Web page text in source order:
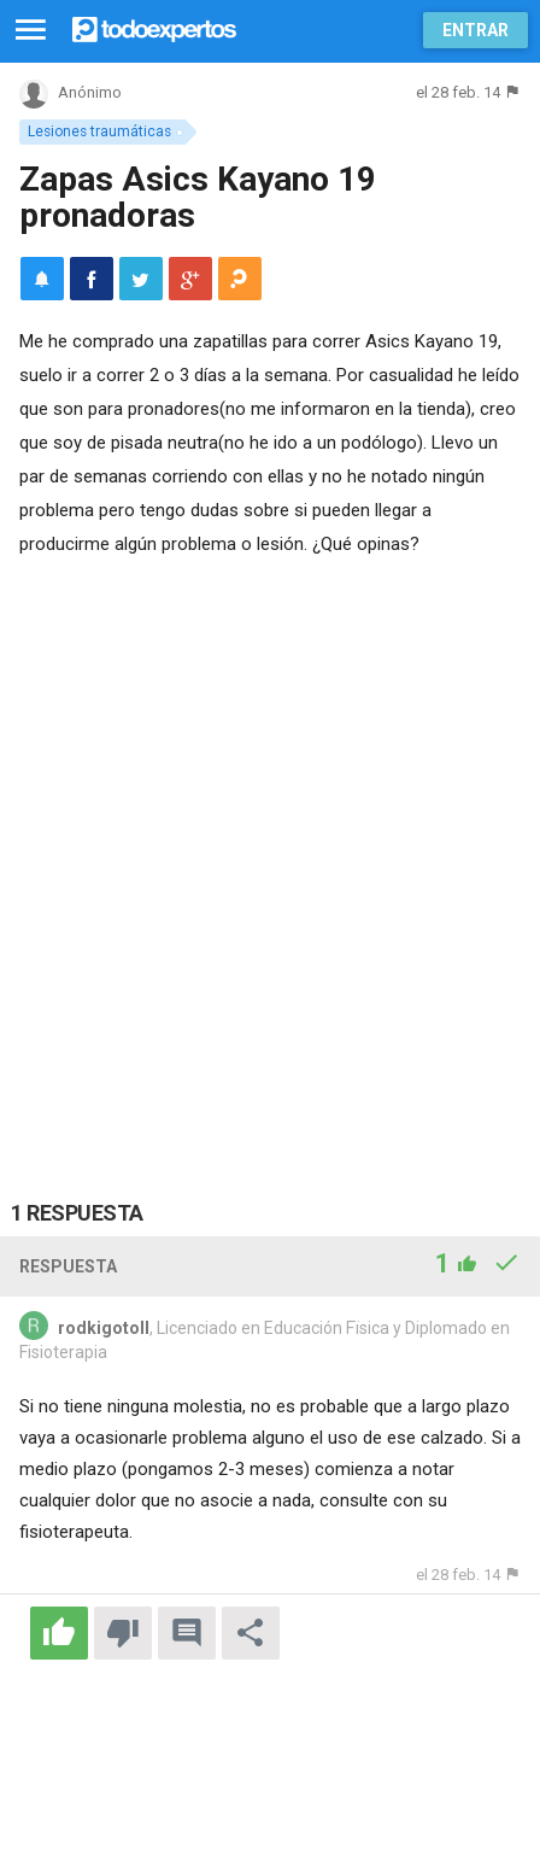
ENTRAR
Lesiones traumáticas
Anónimo el 28 feb. 14
Zapas Asics Kayano 19
pronadoras
Me he comprado una zapatillas para correr Asics Kayano 19,
suelo ir a correr 2 o 3 días a la semana. Por casualidad he leído
que son para pronadores(no me informaron en la tienda), creo
que soy de pisada neutra(no he ido a un podólogo). Llevo un
par de semanas corriendo con ellas y no he notado ningún
problema pero tengo dudas sobre si pueden llegar a
producirme algún problema o lesión. ¿Qué opinas?
1 RESPUESTA
RESPUESTA 1
rodkigotoll , Licenciado en Educación Fïsica y Diplomado en
Fisioterapia
Si no tiene ninguna molestia, no es probable que a largo plazo
vaya a ocasionarle problema alguno el uso de ese calzado. Si a
medio plazo (pongamos 2-3 meses) comienza a notar
cualquier dolor que no asocie a nada, consulte con su
fisioterapeuta.
el 28 feb. 14